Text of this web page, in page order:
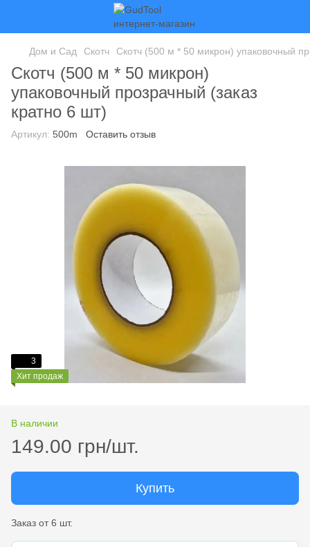
Дом и Сад Скотч Скотч (500 м * 50 микрон) упаковочный
Скотч (500 м * 50 микрон)
упаковочный прозрачный (заказ
кратно 6 шт)
Артикул: 500m Оставить отзыв
3
Хит продаж
В наличии
149.00 грн/шт.
Купить
Заказ от 6 шт.